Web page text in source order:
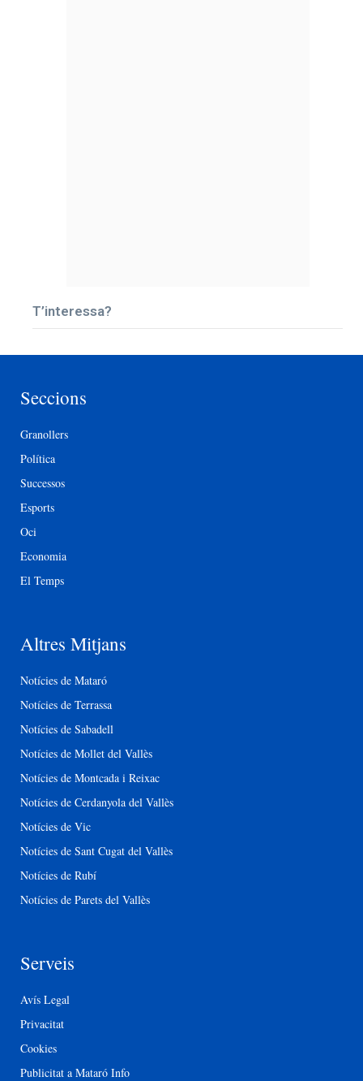
T’interessa?
Seccions
Granollers
Política
Successos
Esports
Oci
Economia
El Temps
Altres Mitjans
Notícies de Mataró
Notícies de Terrassa
Notícies de Sabadell
Notícies de Mollet del Vallès
Notícies de Montcada i Reixac
Notícies de Cerdanyola del Vallès
Notícies de Vic
Notícies de Sant Cugat del Vallès
Notícies de Rubí
Notícies de Parets del Vallès
Serveis
Avís Legal
Privacitat
Cookies
Publicitat a Mataró Info